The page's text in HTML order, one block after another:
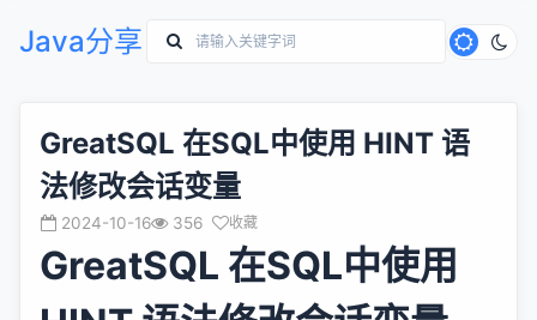
Java分享
GreatSQL 在SQL中使用 HINT 语
法修改会话变量
2024-10-16 356 收藏
GreatSQL 在SQL中使用